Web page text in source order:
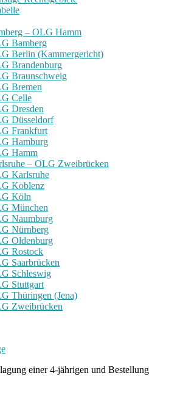
– OLG Hamm
Bamberg
Berlin (Kammergericht)
Brandenburg
Braunschweig
Bremen
Celle
Dresden
Düsseldorf
Frankfurt
Hamburg
Hamm
– OLG Zweibrücken
Karlsruhe
Koblenz
Köln
München
Naumburg
Nürnberg
Oldenburg
Rostock
Saarbrücken
Schleswig
Stuttgart
Thüringen (Jena)
Zweibrücken